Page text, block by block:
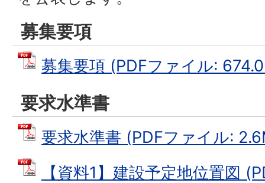
募集要項
募集要項 (PDFファイル:
要求水準書
要求水準書 (PDFファイル:
【資料1】建設予定地位置図